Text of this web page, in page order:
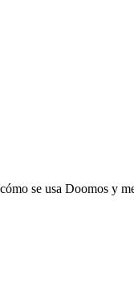
se usa Doomos y